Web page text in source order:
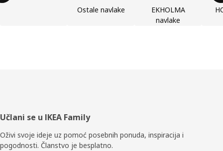
Ostale navlake
EKHOLMA
navlake
Podnožje
Učlani se u IKEA Family
Oživi svoje ideje uz pomoć posebnih ponuda, inspiracija i
pogodnosti. Članstvo je besplatno.